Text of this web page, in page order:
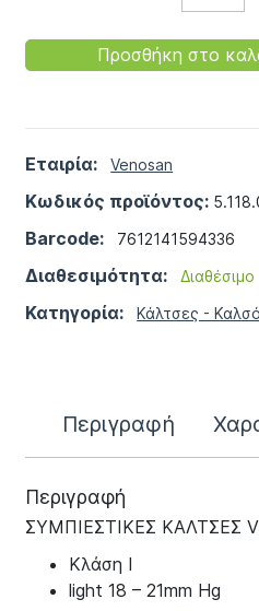
Εταιρία: Venosan
Κωδικός προϊόντος:
Barcode: 7612141594336
Διαθεσιμότητα: Διαθέσιμο
Κατηγορία:Κάλτσες -
Προσθήκη στο
Περιγραφή
Περιγραφή
ΣΥΜΠΙΕΣΤΙΚΕΣ ΚΑΛΤΣΕΣ
Kλάση I
light 18 – 21mm Hg